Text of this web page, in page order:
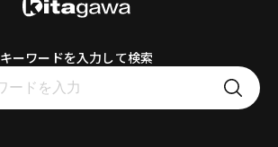
キーワードを入力して検索